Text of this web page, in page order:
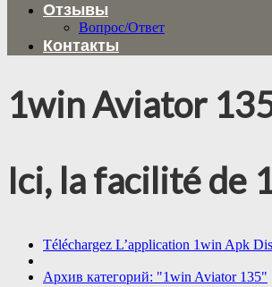
Отзывы
Вопрос/Ответ
Контакты
1win Aviator
Ici, la facilité de
Téléchargez L’application 1win Apk
Архив категорий: "1win Aviator 135"